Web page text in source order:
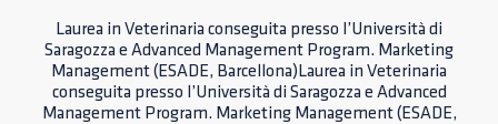
Laurea in Veterinaria conseguita presso l’Università di
Saragozza e Advanced Management Program. Marketing
Management (ESADE, Barcellona)Laurea in Veterinaria
conseguita presso l’Università di Saragozza e Advanced
Management Program. Marketing Management (ESADE,